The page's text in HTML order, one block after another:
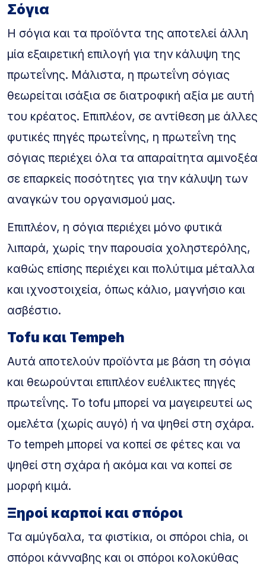
Σόγια
Η σόγια και τα προϊόντα της αποτελεί άλλη
μία εξαιρετική επιλογή για την κάλυψη της
πρωτεΐνης. Μάλιστα, η πρωτεΐνη σόγιας
θεωρείται ισάξια σε διατροφική αξία με αυτή
του κρέατος. Επιπλέον, σε αντίθεση με άλλες
φυτικές πηγές πρωτεΐνης, η πρωτεΐνη της
σόγιας περιέχει όλα τα απαραίτητα αμινοξέα
σε επαρκείς ποσότητες για την κάλυψη των
αναγκών του οργανισμού μας.
Επιπλέον, η σόγια περιέχει μόνο φυτικά
λιπαρά, χωρίς την παρουσία χοληστερόλης,
καθώς επίσης περιέχει και πολύτιμα μέταλλα
και ιχνοστοιχεία, όπως κάλιο, μαγνήσιο και
ασβέστιο.
Tofu και Tempeh
Αυτά αποτελούν προϊόντα με βάση τη σόγια
και θεωρούνται επιπλέον ευέλικτες πηγές
πρωτεΐνης. Το tofu μπορεί να μαγειρευτεί ως
ομελέτα (χωρίς αυγό) ή να ψηθεί στη σχάρα.
Το tempeh μπορεί να κοπεί σε φέτες και να
ψηθεί στη σχάρα ή ακόμα και να κοπεί σε
μορφή κιμά.
Ξηροί καρποί και σπόροι
Τα αμύγδαλα, τα φιστίκια, οι σπόροι chia, οι
σπόροι κάνναβης και οι σπόροι κολοκύθας